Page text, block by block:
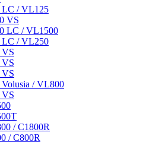
LC / VL125
VS
LC / VL1500
LC / VL250
VS
VS
VS
Volusia / VL800
VS
/ C1800R
/ C800R